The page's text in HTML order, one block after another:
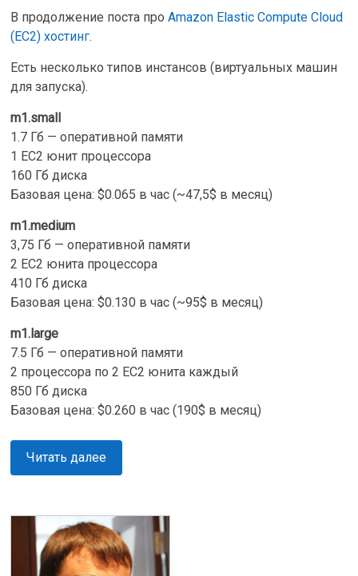
В продолжение поста проAmazon Elastic Compute Cloud
(EC2) хостинг.
Есть несколько типов инстансов (виртуальных машин
для запуска).
m1.small
1.7 Гб — оперативной памяти
1 EC2 юнит процессора
160 Гб диска
Базовая цена: $0.065 в час (~47,5$ в месяц)
m1.medium
3,75 Гб — оперативной памяти
2 EC2 юнита процессора
410 Гб диска
Базовая цена: $0.130 в час (~95$ в месяц)
m1.large
7.5 Гб — оперативной памяти
2 процессора по 2 EC2 юнита каждый
850 Гб диска
Базовая цена: $0.260 в час (190$ в месяц)
Читать далее